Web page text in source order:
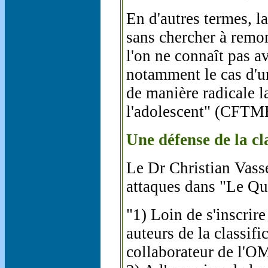
En d'autres termes,
sans chercher à
l'on ne connaît pas
notamment le cas
de manière radicale
l'adolescent"
Une défense de la
Le Dr Christian
attaques dans "Le
"1) Loin de
auteurs de la
collaborateur de